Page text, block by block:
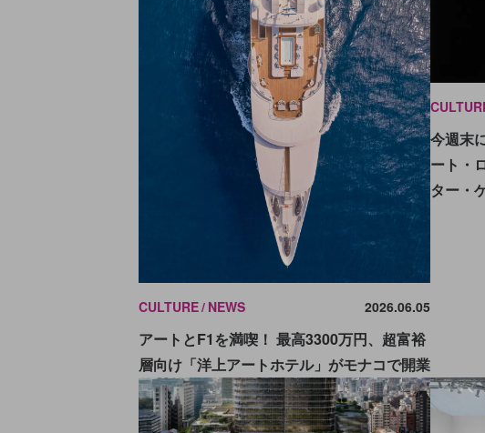
CULTURE NEWS 2026.06.05
アートとF1を満喫！ 最高3300万円、超富裕
層向け「洋上アートホテル」がモナコで開業
今週末
ート・
ター・